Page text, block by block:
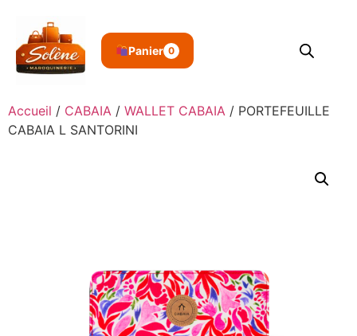
Panier 0
Accueil / CABAIA / WALLET CABAIA / PORTEFEUILLE
CABAIA L SANTORINI